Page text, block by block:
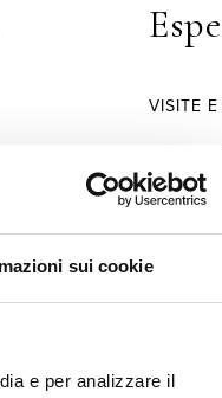
sui cookie
e per analizzare il
VISITE